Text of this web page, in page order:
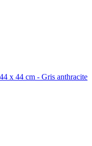
x 44 cm - Gris anthracite